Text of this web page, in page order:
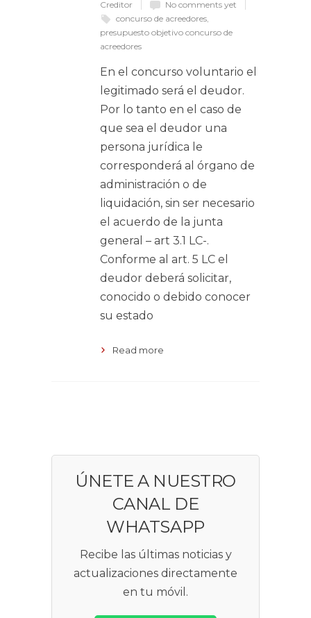
Creditor
No comments yet
concurso de acreedores,
presupuesto objetivo concurso de
acreedores
En el concurso voluntario el
legitimado será el deudor.
Por lo tanto en el caso de
que sea el deudor una
persona jurídica le
corresponderá al órgano de
administración o de
liquidación, sin ser necesario
el acuerdo de la junta
general – art 3.1 LC-.
Conforme al art. 5 LC el
deudor deberá solicitar,
conocido o debido conocer
su estado
Read more
ÚNETE A NUESTRO
CANAL DE
WHATSAPP
Recibe las últimas noticias y
actualizaciones directamente
en tu móvil.